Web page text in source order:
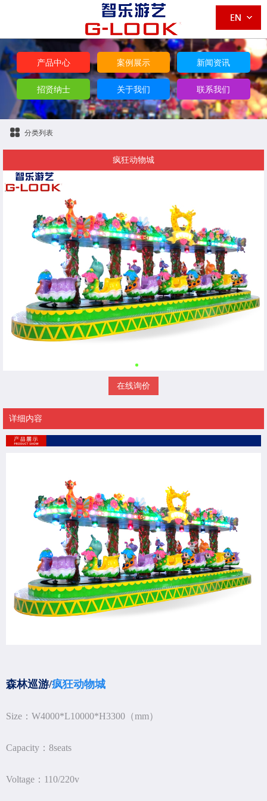
产品中心 案例展示 新闻资讯
招贤纳士 关于我们 联系我们
分类列表
疯狂动物城
在线询价
详细内容
森林巡游/疯狂动物城
Size：W4000*L10000*H3300（mm）
Capacity：8seats
Voltage：110/220v